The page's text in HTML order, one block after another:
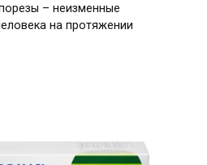
– неизменные
на протяжении